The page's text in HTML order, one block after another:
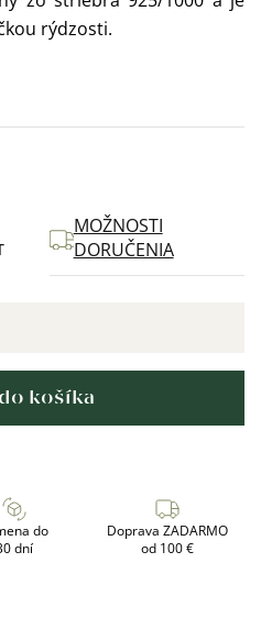
MOŽNOSTI
DORUČENIA
košíka
rýdzosti.
do
dní
Doprava ZADARMO
od 100 €